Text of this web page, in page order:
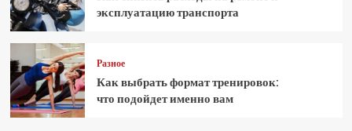
эксплуатацию транспорта
Разное
Как выбрать формат тренировок:
что подойдет именно вам